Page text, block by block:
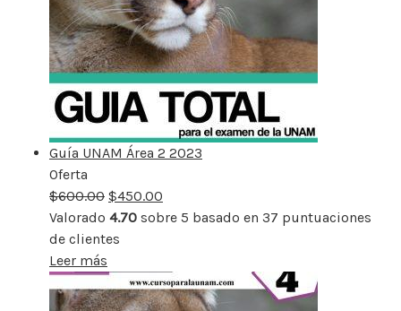
Guía UNAM Área 2 2023
Oferta
rebajado
$600.00 $450.00
Valorado 4.70 sobre 5 basado en 37 puntuaciones
de clientes
Leer más